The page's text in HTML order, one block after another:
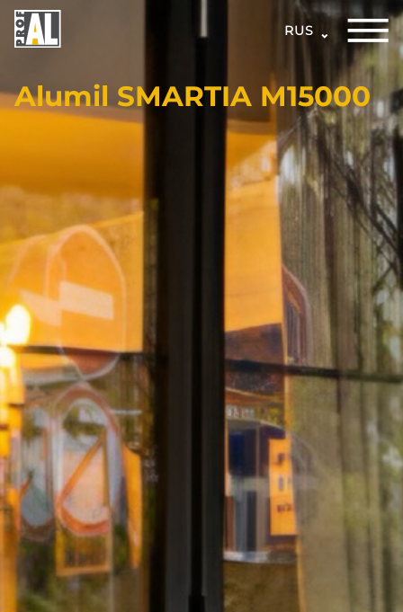
RUS
ДВЕРИ
ОКНА
СТЕКЛЯННЫЕ
КОНСТРУКЦИИ
ФАСАДЫ
ДРУГИЕ
ПРОДУКТЫ
МЕБЕЛЬ
ПРОЕКТЫ
Alumil SMARTIA M15000